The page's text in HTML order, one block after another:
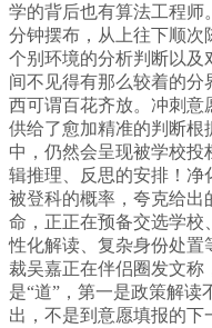
学的背后也有算法工程师
分钟摆布，从上往下顺次
个别环境的分析判断以及
间不见得有那么较着的
西可谓百花齐放。冲刺意
供给了愈加精准的判断根
中，仍然会呈现被学校投
辑推理、反思的安排！净
被登科的概率，夸克给出
命，正正在预备交选学校
性化解读、复杂身份处置
裁吴嘉正在伴侣圈发文称
是“道”，第一是政策解
出，不是到意愿填报的下